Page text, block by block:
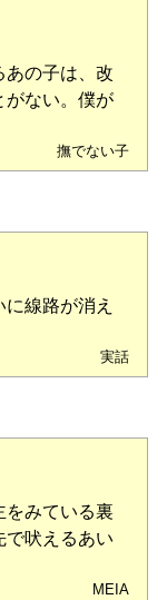
あの子は、改
がない。僕が
撫でない子
線路が消え
実話
をみている裏
で吠えるあい
MEIA